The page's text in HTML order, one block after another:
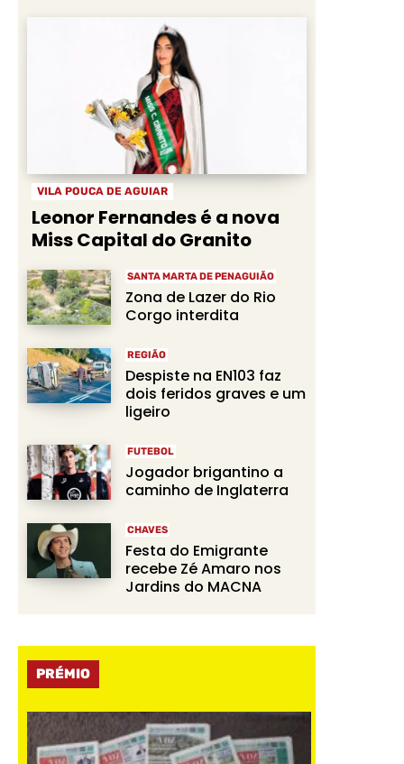
VILA POUCA DE AGUIAR
Leonor Fernandes é a nova
Miss Capital do Granito
SANTA MARTA DE PENAGUIÃO
Zona de Lazer do Rio
Corgo interdita
REGIÃO
Despiste na EN103 faz
dois feridos graves e um
ligeiro
FUTEBOL
Jogador brigantino a
caminho de Inglaterra
CHAVES
Festa do Emigrante
recebe Zé Amaro nos
Jardins do MACNA
PRÉMIO